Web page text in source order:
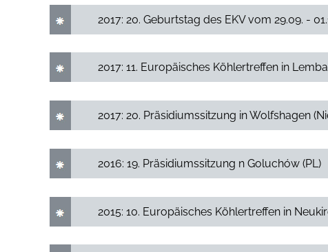
2017: 20. Geburtstag des EKV vom 29.09. -
2017: 11. Europäisches Köhlertreffen in
2017: 20. Präsidiumssitzung in Wolfshagen
2016: 19. Präsidiumssitzung n Goluchów (PL)
2015: 10. Europäisches Köhlertreffen in